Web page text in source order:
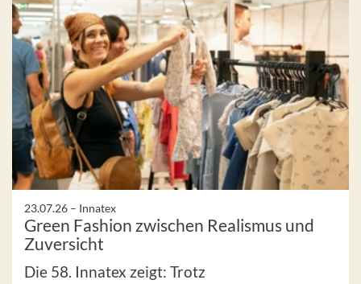
23.07.26 – Innatex
Green Fashion zwischen Realismus und
Zuversicht
Die 58. Innatex zeigt: Trotz